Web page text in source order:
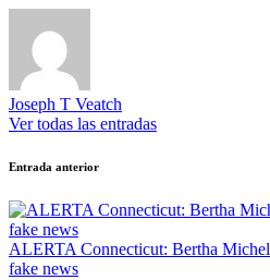
Joseph T Veatch
Ver todas las entradas
Navegación
de
entradas
Entrada anterior
ALERTA Connecticut: Bertha
fake news